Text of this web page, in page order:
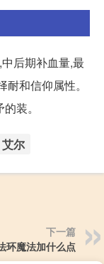
后期补血量,最
和信仰属性。
装。
艾尔
下一篇
环魔法加什么点